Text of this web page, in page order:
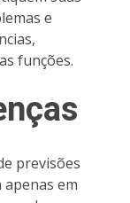
e
funções.
previsões
em